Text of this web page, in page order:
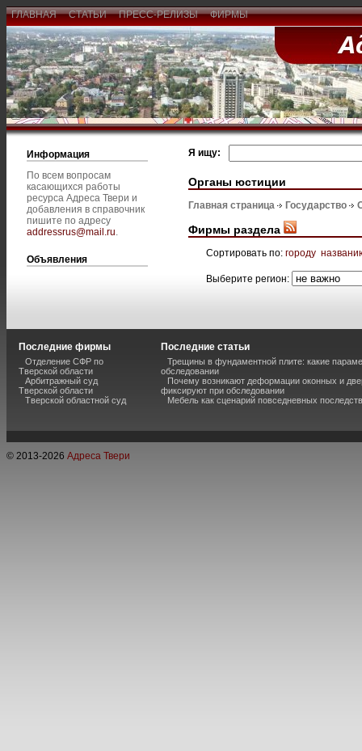
ГЛАВНАЯ СТАТЬИ ПРЕСС-РЕЛИЗЫ ФИРМЫ
Информация
По всем вопросам
касающихся работы
ресурса Адреса Твери и
добавления в справочник
пишите по адресу
addressrus@mail.ru.
Объявления
Я ищу:
Органы юстиции
Главная страница Государство
Фирмы раздела
Сортировать по: городу
Выберите регион:
Последние фирмы
Отделение СФР по
Тверской области
Арбитражный суд
Тверской области
Тверской областной суд
Последние статьи
Трещины в фундаментной плите: какие
обследовании
Почему возникают деформации оконных и
фиксируют при обследовании
Мебель как сценарий повседневных
© 2013-2026 Адреса Твери